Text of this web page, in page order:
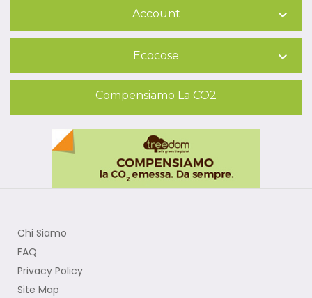
Account 
Ecocose 
Compensiamo La CO2
Chi Siamo
FAQ
Privacy Policy
Site Map